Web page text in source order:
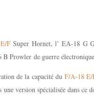
F Super Hornet, l’ EA-18 G
Prowler de guerre
de la capacité du F/A-18 E/
version spécialisée dans ce